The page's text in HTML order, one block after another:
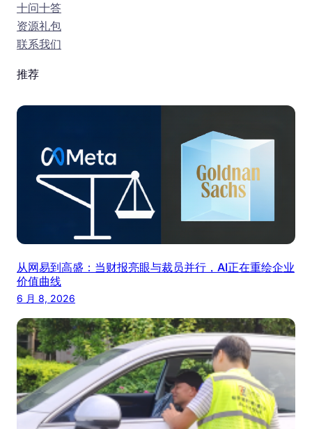
十问十答
资源礼包
联系我们
推荐
从网易到高盛：当财报亮眼与裁员并行，AI正在重绘企业
价值曲线
6 月 8, 2026